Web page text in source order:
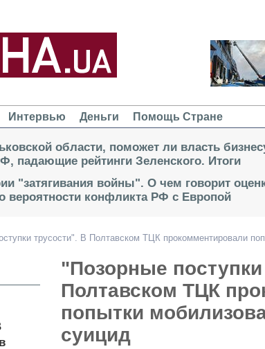
Интервью Деньги Помощь Стране
области, поможет ли власть
падающие рейтинги Зеленского. Итоги
"затягивания войны". О чем говорит
вероятности конфликта РФ с Европой
трусости". В Полтавском ТЦК прокомментировали
"Позорные
Полтавском ТЦК
попытки
суицид